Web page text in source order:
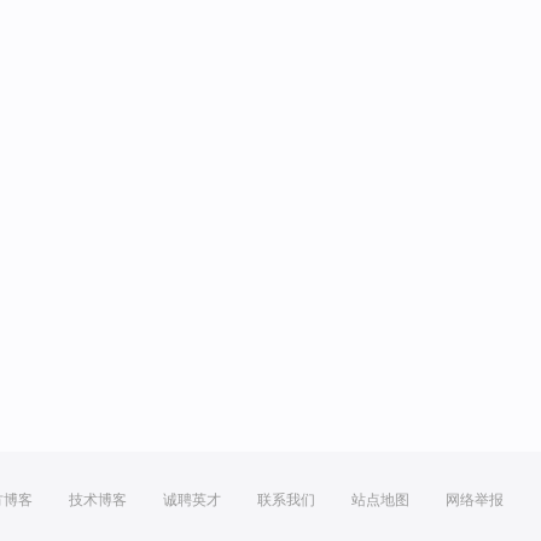
博客 技术博客 诚聘英才 联系我们 站点地图 网络举报